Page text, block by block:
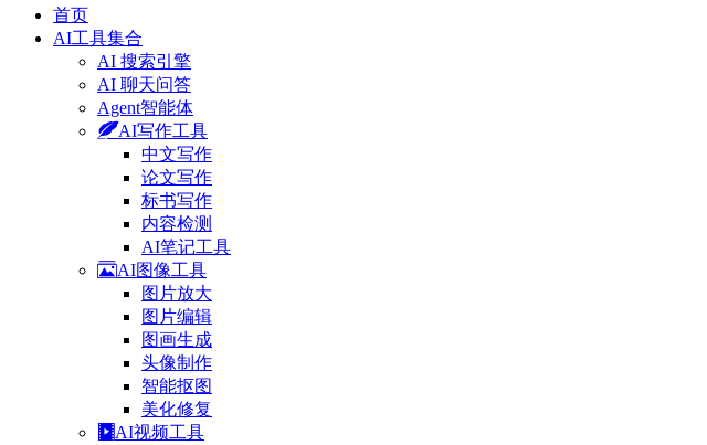
首页
AI工具集合
AI 搜索引擎
AI 聊天问答
Agent智能体
AI写作工具
中文写作
论文写作
标书写作
内容检测
AI笔记工具
AI图像工具
图片放大
图片编辑
图画生成
头像制作
智能抠图
美化修复
AI视频工具